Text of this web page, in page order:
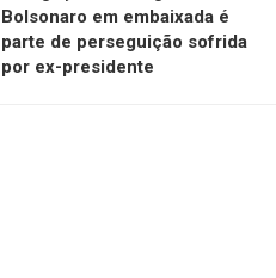
Bolsonaro em embaixada é
parte de perseguição sofrida
por ex-presidente